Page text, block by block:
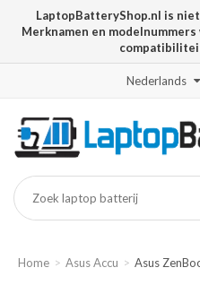
LaptopBatteryShop.nl is
Merknamen en
Nederlands
Home Asus Accu Asus